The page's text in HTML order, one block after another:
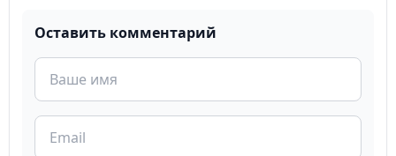
Оставить комментарий